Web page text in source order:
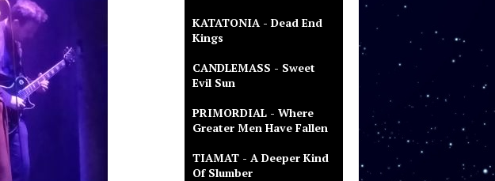
KATATONIA - Dead End
Kings
CANDLEMASS - Sweet
Evil Sun
PRIMORDIAL - Where
Greater Men Have Fallen
TIAMAT - A Deeper Kind
Of Slumber